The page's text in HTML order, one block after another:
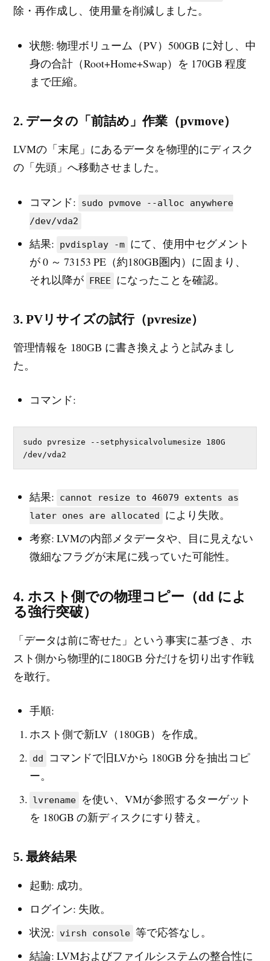
除・再作成し、使用量を削減しました。
状態: 物理ボリューム（PV）500GB に対し、中
身の合計（Root+Home+Swap）を 170GB 程度
まで圧縮。
2. データの「前詰め」作業（pvmove）
LVMの「末尾」にあるデータを物理的にディスク
の「先頭」へ移動させました。
コマンド:
sudo pvmove --alloc anywhere
/dev/vda2
結果: pvdisplay -m にて、使用中セグメント
が 0 ～ 73153 PE（約180GB圏内）に固まり、
それ以降が FREE になったことを確認。
3. PVリサイズの試行（pvresize）
管理情報を 180GB に書き換えようと試みまし
た。
コマンド:
sudo pvresize --setphysicalvolumesize 180G
/dev/vda2
結果:
cannot resize to 46079 extents as
later ones are allocated
により失敗。
考察: LVMの内部メタデータや、目に見えない
微細なフラグが末尾に残っていた可能性。
4. ホスト側での物理コピー（dd によ
る強行突破）
「データは前に寄せた」という事実に基づき、ホ
スト側から物理的に180GB 分だけを切り出す作戦
を敢行。
手順:
ホスト側で新LV（180GB）を作成。
dd
コマンドで旧LVから 180GB 分を抽出コピ
ー。
lvrename
を使い、VMが参照するターゲット
を 180GB の新ディスクにすり替え。
5. 最終結果
起動: 成功。
ログイン: 失敗。
状況:
virsh console 等で応答なし。
結論: LVMおよびファイルシステムの整合性に